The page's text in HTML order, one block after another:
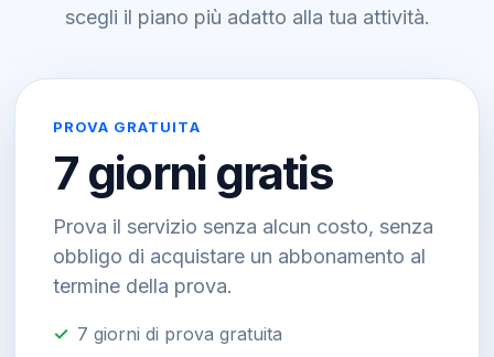
scegli il piano più adatto alla tua attività.
PROVA GRATUITA
7 giorni gratis
Prova il servizio senza alcun costo, senza
obbligo di acquistare un abbonamento al
termine della prova.
7 giorni di prova gratuita